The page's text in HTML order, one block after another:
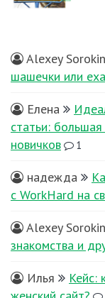
Alexey Sorokin
шашечки или
Елена
статьи:
новичков
1
надежда
с WorkHard на
Alexey Sorokin
знакомства и
Илья
Кейс: